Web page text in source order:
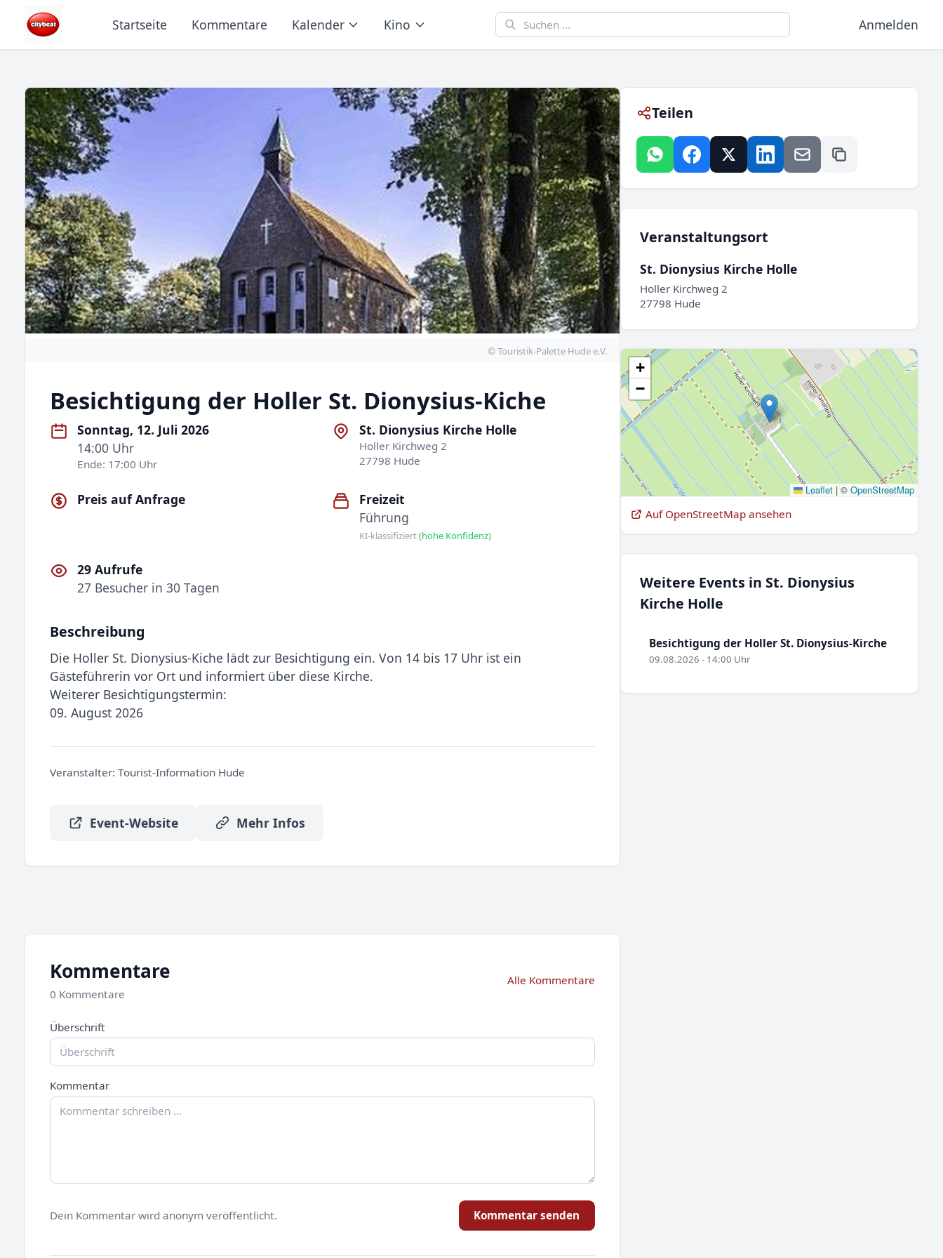
Startseite Kommentare Kalender Kino Anmelden
© Touristik-Palette Hude e.V.
Besichtigung der Holler St. Dionysius-Kiche
Sonntag, 12. Juli 2026
14:00 Uhr
Ende: 17:00 Uhr
St. Dionysius Kirche Holle
Holler Kirchweg 2
27798 Hude
Preis auf Anfrage
Freizeit
Führung
KI-klassifiziert(hohe Konfidenz)
29 Aufrufe
27 Besucher in 30 Tagen
Beschreibung
Die Holler St. Dionysius-Kiche lädt zur Besichtigung ein. Von 14 bis 17 Uhr ist ein
Gästeführerin vor Ort und informiert über diese Kirche.
Weiterer Besichtigungstermin:
09. August 2026
Veranstalter: Tourist-Information Hude
Event-Website Mehr Infos
Teilen
Veranstaltungsort
St. Dionysius Kirche Holle
Holler Kirchweg 2
27798 Hude
+
−
Leaflet |© OpenStreetMap
Auf OpenStreetMap ansehen
Weitere Events in St. Dionysius
Kirche Holle
Besichtigung der Holler St. Dionysius-Kirche
09.08.2026 - 14:00 Uhr
Kommentare
0 Kommentare
Alle Kommentare
Überschrift
Kommentar
Dein Kommentar wird anonym veröffentlicht. Kommentar senden